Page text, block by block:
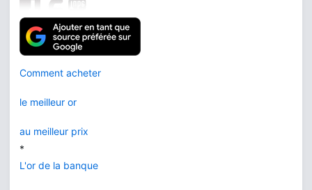
Comment acheter
le meilleur or
au meilleur prix
*
L'or de la banque